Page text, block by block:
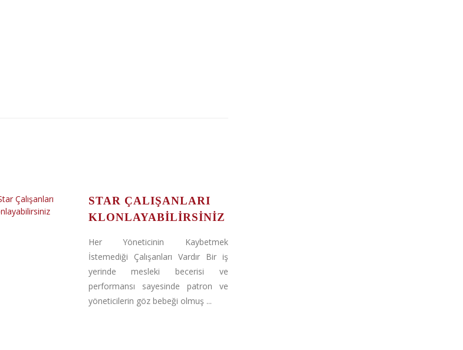
STAR ÇALIŞANLARI
KLONLAYABILIRSINIZ
Her Yöneticinin Kaybetmek
İstemediği Çalışanları Vardır Bir iş
yerinde mesleki becerisi ve
performansı sayesinde patron ve
yöneticilerin göz bebeği olmuş ...